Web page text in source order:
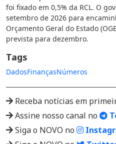
foi fixado em 0,5% da RCL. O
setembro de 2026 para
Orçamento Geral do Estado
prevista para dezembro.
Tags
DadosFinançasNúmeros
Receba notícias em
Assine nosso canal no
Siga o NOVO no